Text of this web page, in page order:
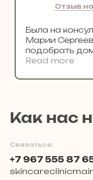
Отзыв
Была на
Марии
подобрать
пoдошел моей
консультацию!
Read more
Как нас
Связаться:
+7 967 555 87